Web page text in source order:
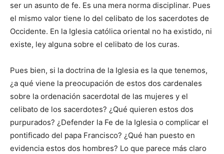
ser un asunto de fe. Es una mera norma disciplinar. Pues
el mismo valor tiene lo del celibato de los sacerdotes de
Occidente. En la Iglesia católica oriental no ha existido, ni
existe, ley alguna sobre el celibato de los curas.
Pues bien, si la doctrina de la Iglesia es la que tenemos,
¿a qué viene la preocupación de estos dos cardenales
sobre la ordenación sacerdotal de las mujeres y el
celibato de los sacerdotes? ¿Qué quieren estos dos
purpurados? ¿Defender la Fe de la Iglesia o complicar el
pontificado del papa Francisco? ¿Qué han puesto en
evidencia estos dos hombres? Lo que parece más claro